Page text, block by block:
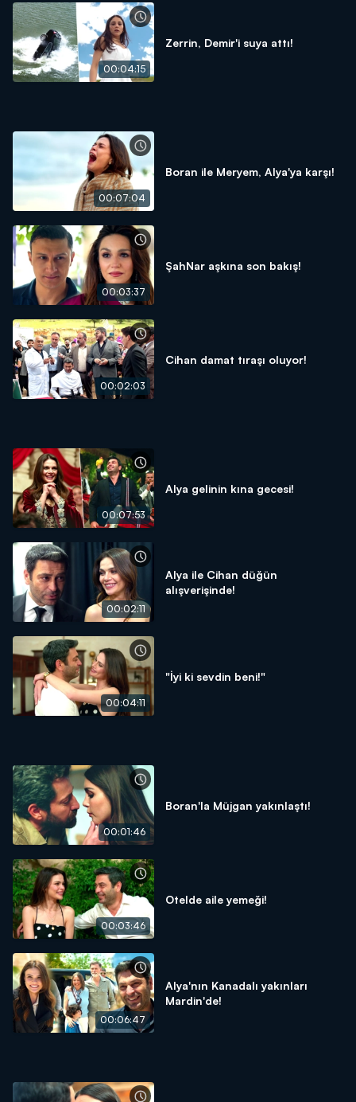
00:04:15
Zerrin, Demir'i suya attı!
00:07:04
Boran ile Meryem, Alya'ya karşı!
00:03:37
ŞahNar aşkına son bakış!
00:02:03
Cihan damat tıraşı oluyor!
00:07:53
Alya gelinin kına gecesi!
00:02:11
Alya ile Cihan düğün
alışverişinde!
00:04:11
"İyi ki sevdin beni!"
00:01:46
Boran'la Müjgan yakınlaştı!
00:03:46
Otelde aile yemeği!
00:06:47
Alya'nın Kanadalı yakınları
Mardin'de!